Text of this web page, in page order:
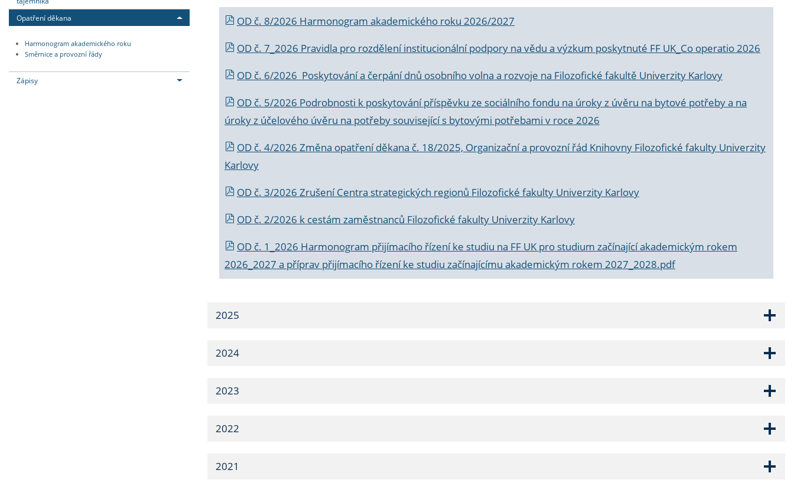
Opatření děkana
Harmonogram akademického roku
Směrnice a provozní řády
Zápisy
OD č. 8/2026 Harmonogram akademického roku 2026/2027
OD č. 7_2026 Pravidla pro rozdělení institucionální podpory na vědu a výzkum poskytnuté FF UK_Co operatio 2026
OD č. 6/2026 Poskytování a čerpání dnů osobního volna a rozvoje na Filozofické fakultě Univerzity Karlovy
OD č. 5/2026 Podrobnosti k poskytování příspěvku ze sociálního fondu na úroky z úvěru na bytové potřeby a na
úroky z účelového úvěru na potřeby související s bytovými potřebami v roce 2026
OD č. 4/2026 Změna opatření děkana č. 18/2025, Organizační a provozní řád Knihovny Filozofické fakulty Univerzity
Karlovy
OD č. 3/2026 Zrušení Centra strategických regionů Filozofické fakulty Univerzity Karlovy
OD č. 2/2026 k cestám zaměstnanců Filozofické fakulty Univerzity Karlovy
OD č. 1_2026 Harmonogram přijímacího řízení ke studiu na FF UK pro studium začínající akademickým rokem
2026_2027 a příprav přijímacího řízení ke studiu začínajícímu akademickým rokem 2027_2028.pdf
2025
2024
2023
2022
2021